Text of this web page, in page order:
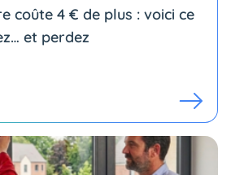
coûte 4 € de plus : voici ce
et perdez